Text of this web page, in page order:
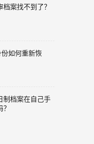
案找不到了？
份如何重新恢
制档案在自己手